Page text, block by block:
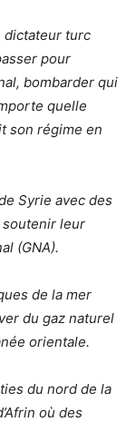
dictateur turc
pour
bombarder qui
quelle
son régime en
Syrie avec des
soutenir leur
(GNA).
de la mer
du gaz naturel
orientale.
du nord de la
où des